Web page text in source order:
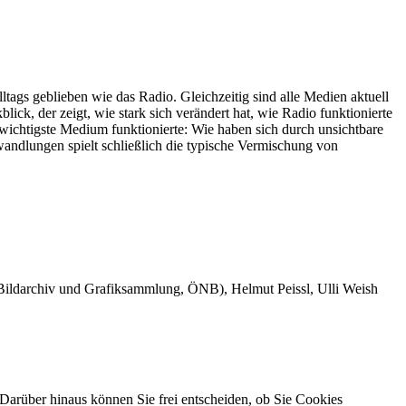
geblieben wie das Radio. Gleichzeitig sind alle Medien aktuell
der zeigt, wie stark sich verändert hat, wie Radio funktionierte
Medium funktionierte: Wie haben sich durch unsichtbare
spielt schließlich die typische Vermischung von
und Grafiksammlung, ÖNB), Helmut Peissl, Ulli Weish
hinaus können Sie frei entscheiden, ob Sie Cookies